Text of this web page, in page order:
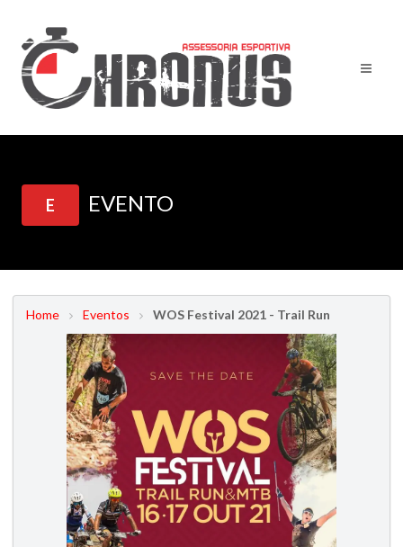
E EVENTO
Home Eventos WOS Festival 2021 - Trail Run